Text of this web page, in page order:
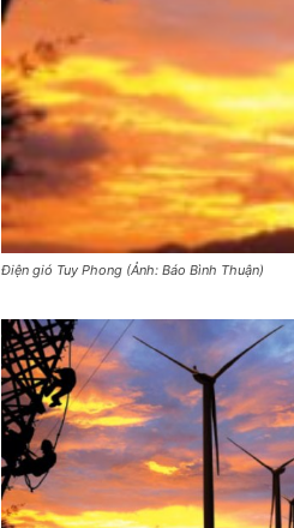
Điện gió Tuy Phong (Ảnh: Báo Bình Thuận)